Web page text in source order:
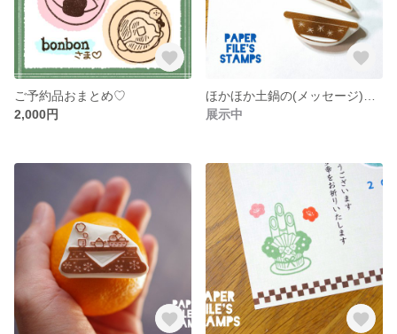
ご予約品おまとめ♡
2,000円
展示中